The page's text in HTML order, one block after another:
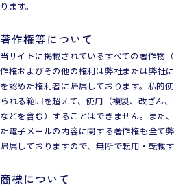
ります。
著作権等について
当サイトに掲載されているすべての著作物
作権およびその他の権利は弊社または弊社
を認めた権利者に帰属しております。私的
られる範囲を超えて、使用（複製、改ざん
などを含む）することはできません。また
た電子メールの内容に関する著作権も全て
帰属しておりますので、無断で転用・転載
商標について